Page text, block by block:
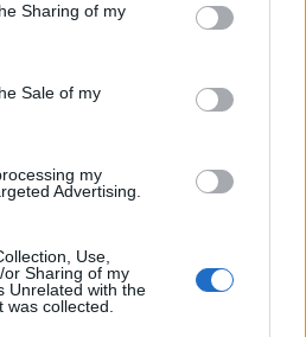
Sharing of my
Sale of my
my
Advertising.
Use,
Sharing of my
Unrelated with the
collected.
MED
ihop när jag var
men det är även så gott
munnen. Du behöver: 20 st
werthers kolor a 135 gram 2
INNEHÅLLER ANNONSLÄNKAR FÖR BUBBLEROOM